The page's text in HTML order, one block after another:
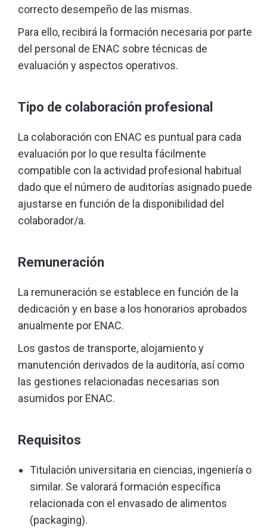
correcto desempeño de las mismas.
Para ello, recibirá la formación necesaria por parte
del personal de ENAC sobre técnicas de
evaluación y aspectos operativos.
Tipo de colaboración profesional
La colaboración con ENAC es puntual para cada
evaluación por lo que resulta fácilmente
compatible con la actividad profesional habitual
dado que el número de auditorías asignado puede
ajustarse en función de la disponibilidad del
colaborador/a.
Remuneración
La remuneración se establece en función de la
dedicación y en base a los honorarios aprobados
anualmente por ENAC.
Los gastos de transporte, alojamiento y
manutención derivados de la auditoría, así como
las gestiones relacionadas necesarias son
asumidos por ENAC.
Requisitos
Titulación universitaria en ciencias, ingeniería o
similar. Se valorará formación específica
relacionada con el envasado de alimentos
(packaging).